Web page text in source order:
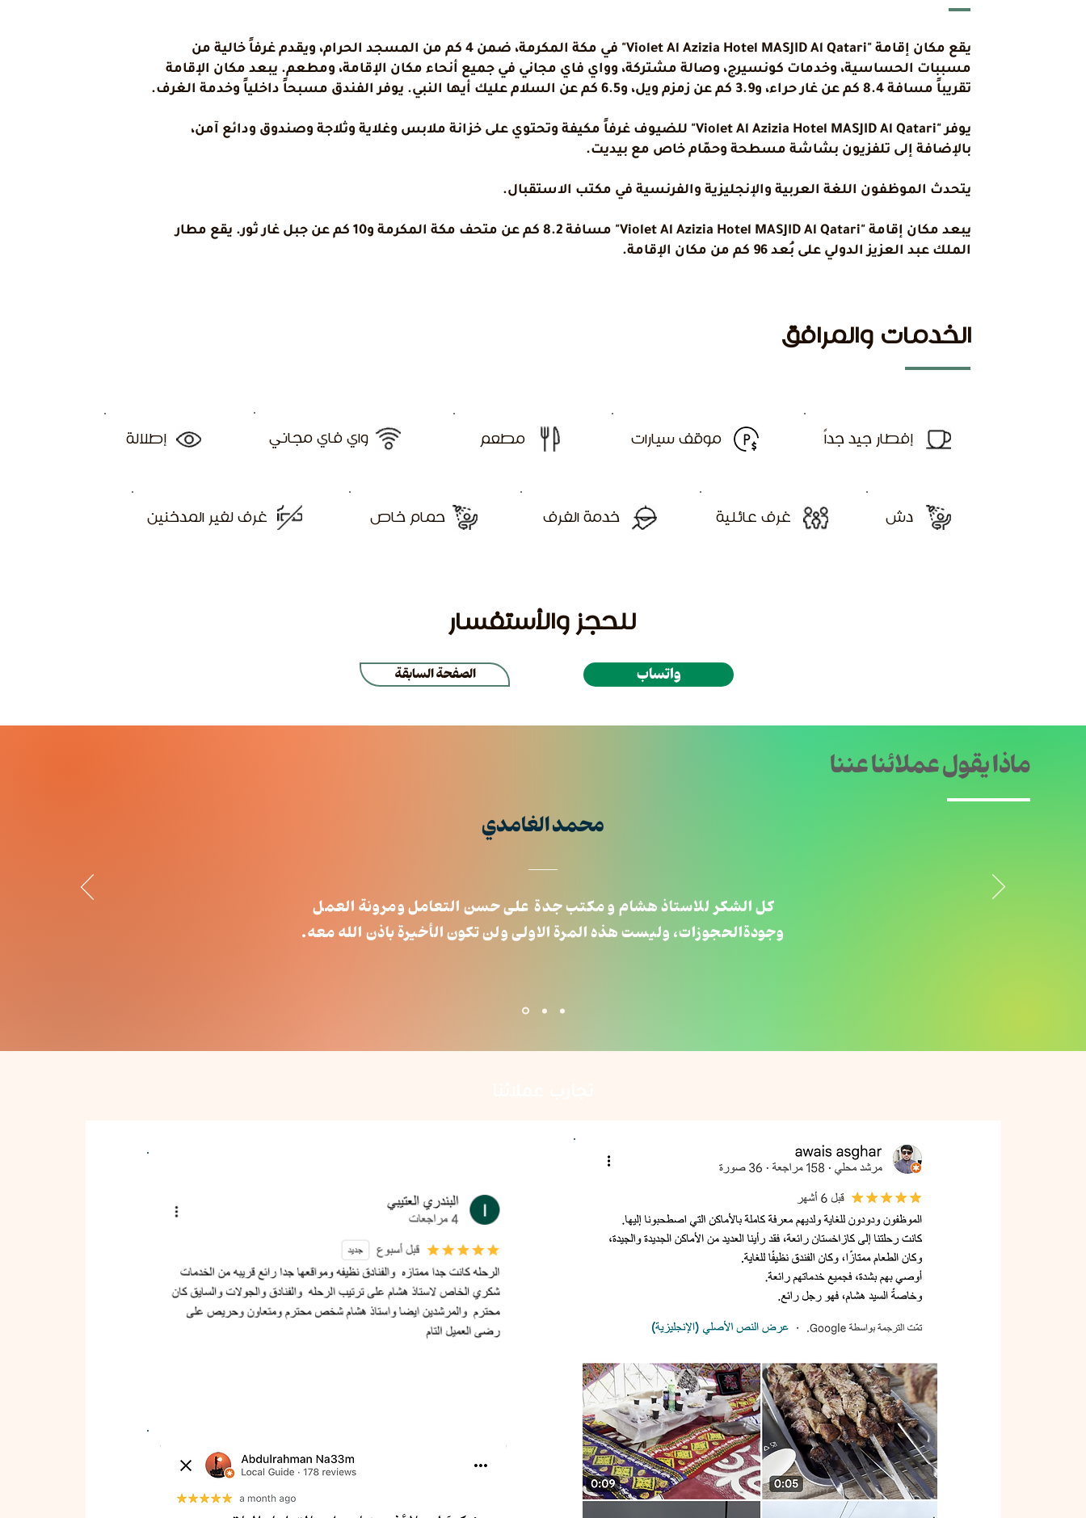
يقع مكان إقامة "Violet Al Azizia Hotel MASJID Al Qatari" في مكة المكرمة، ضمن 4 كم من المسجد الحرام، ويقدم غرفاً خالية من
مسببات الحساسية، وخدمات كونسيرج، وصالة مشتركة، وواي فاي مجاني في جميع أنحاء مكان الإقامة، ومطعم. يبعد مكان الإقامة
تقريباً مسافة 8.4 كم عن غار حراء، و3.9 كم عن زمزم ويل، و6.5 كم عن السلام عليك أيها النبي. يوفر الفندق مسبحاً داخلياً وخدمة الغرف.
يوفر "Violet Al Azizia Hotel MASJID Al Qatari" للضيوف غرفاً مكيفة وتحتوي على خزانة ملابس وغلاية وثلاجة وصندوق ودائع آمن،
بالإضافة إلى تلفزيون بشاشة مسطحة وحمّام خاص مع بيديت.
يتحدث الموظفون اللغة العربية والإنجليزية والفرنسية في مكتب الاستقبال.
يبعد مكان إقامة "Violet Al Azizia Hotel MASJID Al Qatari" مسافة 8.2 كم عن متحف مكة المكرمة و10 كم عن جبل غار ثور. يقع مطار
الملك عبد العزيز الدولي على بُعد 96 كم من مكان الإقامة.
الخدمات والمرافق
إطلالة واي فاي مجاني مطعم موقف سيارات إفطار جيد جداً
غرف لغير المدخنين حمام خاص خدمة الغرف غرف عائلية دش
للحجز والأستفسار
الصفحة السابقة واتساب
ماذا يقول عملائنا عننا
محمد الغامدي
كل الشكر للاستاذ هشام و مكتب جدة على حسن التعامل ومرونة العمل
وجودةالحجوزات، وليست هذه المرة الاولى ولن تكون الأخيرة باذن الله معه.